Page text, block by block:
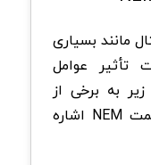
مانند بسیاری
تأثیر عوامل
به برخی از
مهم‌ترین عوامل تأثیرگذار بر قیمت NEM اشاره